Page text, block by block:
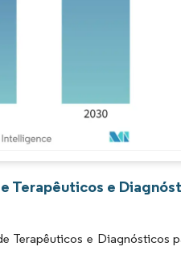
O reuso requer atribuição
Terapêuticos e
Terapêuticos e Diagnósticos